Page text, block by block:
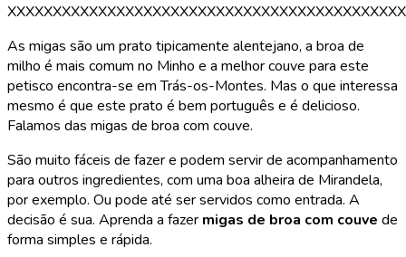
As migas são um prato tipicamente alentejano, a broa de
milho é mais comum no Minho e a melhor couve para este
petisco encontra-se em Trás-os-Montes. Mas o que interessa
mesmo é que este prato é bem português e é delicioso.
Falamos das migas de broa com couve.
São muito fáceis de fazer e podem servir de acompanhamento
para outros ingredientes, com uma boa alheira de Mirandela,
por exemplo. Ou pode até ser servidos como entrada. A
decisão é sua. Aprenda a fazer migas de broa com couve de
forma simples e rápida.